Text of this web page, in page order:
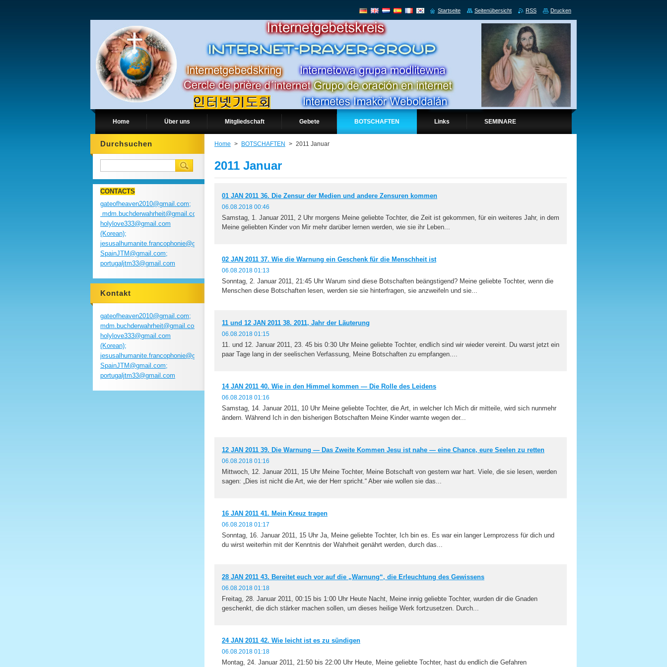
Home Über uns Mitgliedschaft Gebete BOTSCHAFTEN Links SEMINARE
Home > BOTSCHAFTEN > 2011 Januar
2011 Januar
01 JAN 2011 36. Die Zensur der Medien und andere Zensuren kommen
06.08.2018 00:46
Samstag, 1. Januar 2011, 2 Uhr morgens Meine geliebte Tochter, die Zeit ist gekommen, für ein weiteres Jahr, in dem
Meine geliebten Kinder von Mir mehr darüber lernen werden, wie sie ihr Leben...
02 JAN 2011 37. Wie die Warnung ein Geschenk für die Menschheit ist
06.08.2018 01:13
Sonntag, 2. Januar 2011, 21:45 Uhr Warum sind diese Botschaften beängstigend? Meine geliebte Tochter, wenn die
Menschen diese Botschaften lesen, werden sie sie hinterfragen, sie anzweifeln und sie...
11 und 12 JAN 2011 38. 2011, Jahr der Läuterung
06.08.2018 01:15
11. und 12. Januar 2011, 23. 45 bis 0:30 Uhr Meine geliebte Tochter, endlich sind wir wieder vereint. Du warst jetzt ein
paar Tage lang in der seelischen Verfassung, Meine Botschaften zu empfangen....
14 JAN 2011 40. Wie in den Himmel kommen — Die Rolle des Leidens
06.08.2018 01:16
Samstag, 14. Januar 2011, 10 Uhr Meine geliebte Tochter, die Art, in welcher Ich Mich dir mitteile, wird sich nunmehr
ändern. Während Ich in den bisherigen Botschaften Meine Kinder warnte wegen der...
12 JAN 2011 39. Die Warnung — Das Zweite Kommen Jesu ist nahe — eine Chance, eure Seelen zu retten
06.08.2018 01:16
Mittwoch, 12. Januar 2011, 15 Uhr Meine Tochter, Meine Botschaft von gestern war hart. Viele, die sie lesen, werden
sagen: „Dies ist nicht die Art, wie der Herr spricht.“ Aber wie wollen sie das...
16 JAN 2011 41. Mein Kreuz tragen
06.08.2018 01:17
Sonntag, 16. Januar 2011, 15 Uhr Ja, Meine geliebte Tochter, Ich bin es. Es war ein langer Lernprozess für dich und
du wirst weiterhin mit der Kenntnis der Wahrheit genährt werden, durch das...
28 JAN 2011 43. Bereitet euch vor auf die „Warnung“, die Erleuchtung des Gewissens
06.08.2018 01:18
Freitag, 28. Januar 2011, 00:15 bis 1:00 Uhr Heute Nacht, Meine innig geliebte Tochter, wurden dir die Gnaden
geschenkt, die dich stärker machen sollen, um dieses heilige Werk fortzusetzen. Durch...
24 JAN 2011 42. Wie leicht ist es zu sündigen
06.08.2018 01:18
Montag, 24. Januar 2011, 21:50 bis 22:00 Uhr Heute, Meine geliebte Tochter, hast du endlich die Gefahren
Durchsuchen
CONTACTS
gateofheaven2010@gmail.com;
mdm.buchderwahrheit@gmail.com;
holylove333@gmail.com
(Korean);
jesusalhumanite.francophonie@gmail.com;
SpainJTM@gmail.com;
portugaljtm33@gmail.com
Kontakt
gateofheaven2010@gmail.com;
mdm.buchderwahrheit@gmail.com;
holylove333@gmail.com
(Korean);
jesusalhumanite.francophonie@gmail.com;
SpainJTM@gmail.com;
portugaljtm33@gmail.com
Startseite Seitenübersicht RSS Drucken